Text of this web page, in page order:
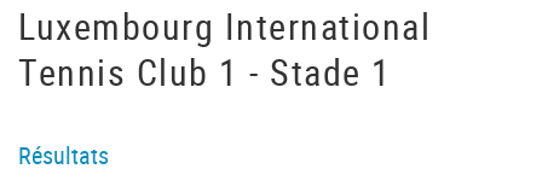
Luxembourg International
Tennis Club 1 - Stade 1
Résultats